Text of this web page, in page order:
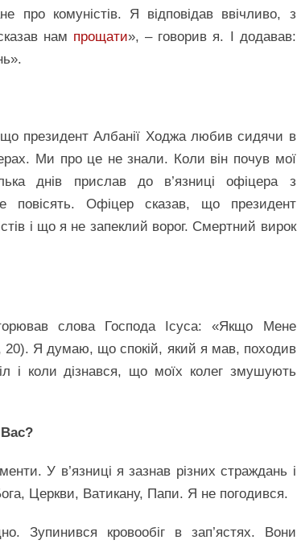
про комуністів. Я відповідав ввічливо, з
нам прощати», – говорив я. І додавав:
президент Албанії Ходжа любив сидячи в
Ми про це не знали. Коли він почув мої
днів прислав до в’язниці офіцера з
Офіцер сказав, що президент
і що я не запеклий ворог. Смертний вирок
слова Господа Ісуса: «Якщо Мене
20). Я думаю, що спокій, який я мав, походив
і коли дізнався, що моїх колег змушують
У в’язниці я зазнав різних страждань і
Церкви, Ватикану, Папи. Я не погодився.
Зупинився кровообіг в зап’ястях. Вони